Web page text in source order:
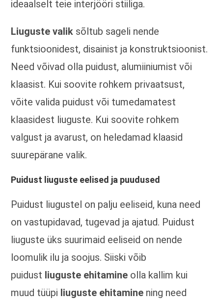
ideaalselt teie interjööri stiiliga.
Liuguste valik sõltub sageli nende
funktsioonidest, disainist ja konstruktsioonist.
Need võivad olla puidust, alumiiniumist või
klaasist. Kui soovite rohkem privaatsust,
võite valida puidust või tumedamatest
klaasidest liuguste. Kui soovite rohkem
valgust ja avarust, on heledamad klaasid
suurepärane valik.
Puidust liuguste eelised ja puudused
Puidust liugustel on palju eeliseid, kuna need
on vastupidavad, tugevad ja ajatud. Puidust
liuguste üks suurimaid eeliseid on nende
loomulik ilu ja soojus. Siiski võib
puidust liuguste ehitamine olla kallim kui
muud tüüpi liuguste ehitamine ning need